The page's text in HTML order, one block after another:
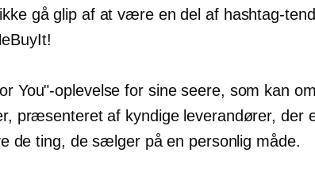
gå glip af at være en del af hashtag-
You"-oplevelse for sine seere, som kan
præsenteret af kyndige leverandører, der
de ting, de sælger på en personlig måde.